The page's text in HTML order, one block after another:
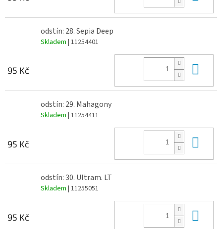
odstín: 28. Sepia Deep
Skladem | 11254401
95 Kč
odstín: 29. Mahagony
Skladem | 11254411
95 Kč
odstín: 30. Ultram. LT
Skladem | 11255051
95 Kč